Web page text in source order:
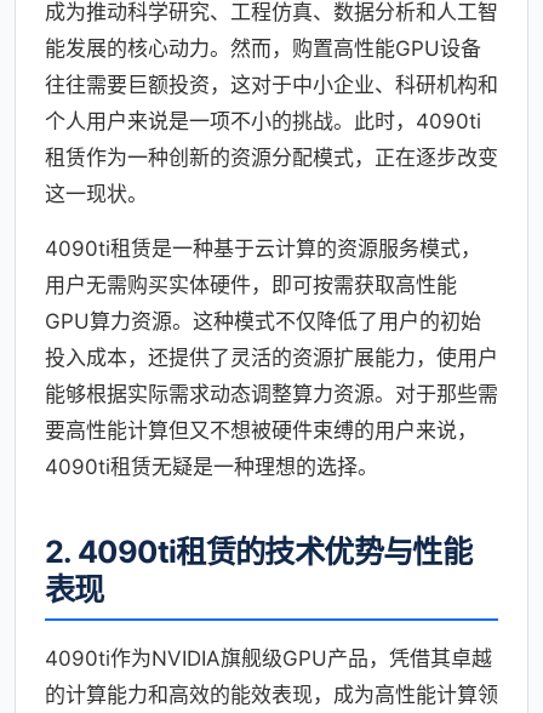
成为推动科学研究、工程仿真、数据分析和人工智
能发展的核心动力。然而，购置高性能GPU设备
往往需要巨额投资，这对于中小企业、科研机构和
个人用户来说是一项不小的挑战。此时，4090ti
租赁作为一种创新的资源分配模式，正在逐步改变
这一现状。
4090ti租赁是一种基于云计算的资源服务模式，
用户无需购买实体硬件，即可按需获取高性能
GPU算力资源。这种模式不仅降低了用户的初始
投入成本，还提供了灵活的资源扩展能力，使用户
能够根据实际需求动态调整算力资源。对于那些需
要高性能计算但又不想被硬件束缚的用户来说，
4090ti租赁无疑是一种理想的选择。
2. 4090ti租赁的技术优势与性能
表现
4090ti作为NVIDIA旗舰级GPU产品，凭借其卓越
的计算能力和高效的能效表现，成为高性能计算领